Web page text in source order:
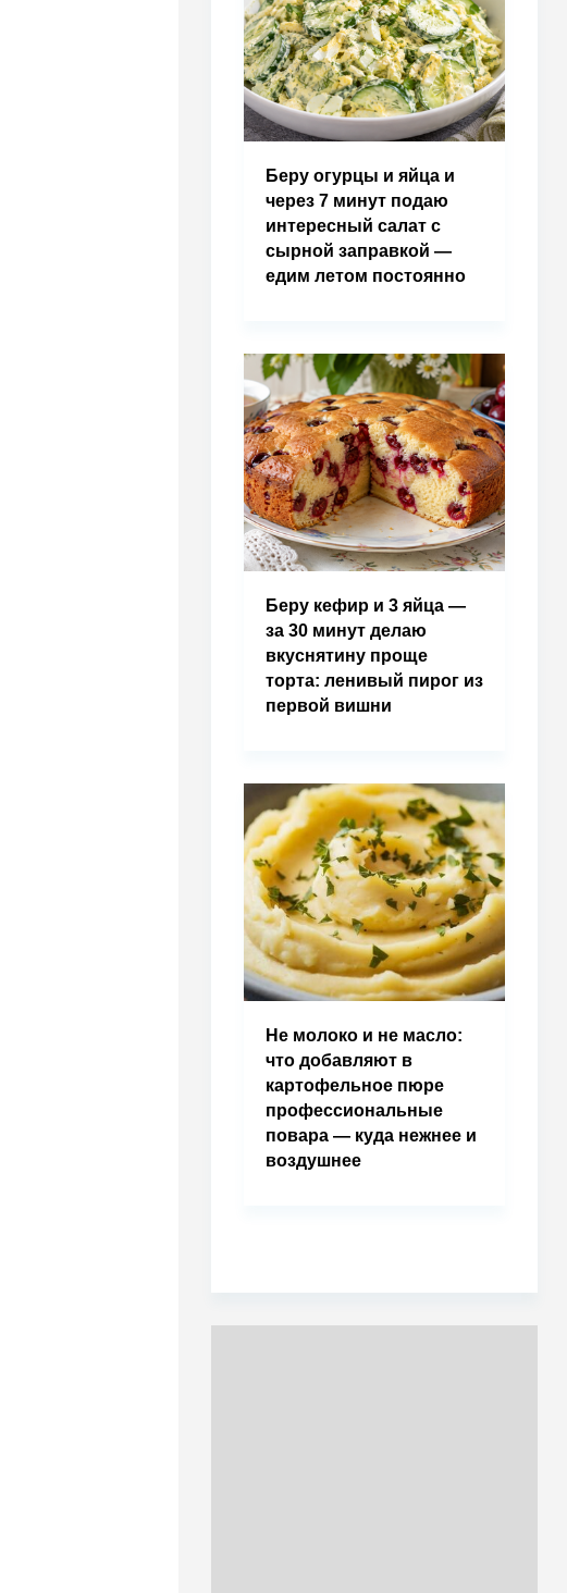
Беру огурцы и яйца и
через 7 минут подаю
интересный салат с
сырной заправкой —
едим летом постоянно
Беру кефир и 3 яйца —
за 30 минут делаю
вкуснятину проще
торта: ленивый пирог из
первой вишни
Не молоко и не масло:
что добавляют в
картофельное пюре
профессиональные
повара — куда нежнее и
воздушнее